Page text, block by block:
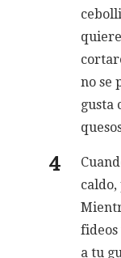
no se
gusta
fideos
a tu